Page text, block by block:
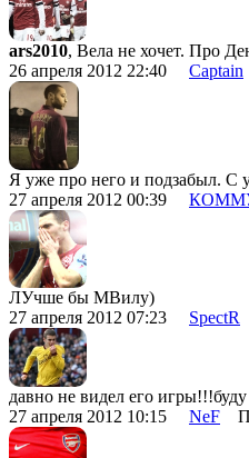
ars2010, Вела не хочет. Про
26 апреля 2012 22:40 Captain
Я уже про него и подзабыл. С
27 апреля 2012 00:39
ЛУчше бы МВилу)
27 апреля 2012 07:23 SpectR
давно не видел его
27 апреля 2012 10:15 NeF